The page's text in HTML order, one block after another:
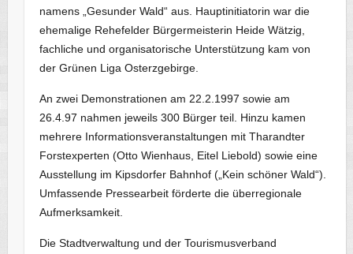
namens „Gesunder Wald“ aus. Hauptinitiatorin war die
ehemalige Rehefelder Bürgermeisterin Heide Wätzig,
fachliche und organisatorische Unterstützung kam von
der Grünen Liga Osterzgebirge.
An zwei Demonstrationen am 22.2.1997 sowie am
26.4.97 nahmen jeweils 300 Bürger teil. Hinzu kamen
mehrere Informationsveranstaltungen mit Tharandter
Forstexperten (Otto Wienhaus, Eitel Liebold) sowie eine
Ausstellung im Kipsdorfer Bahnhof („Kein schöner Wald“).
Umfassende Pressearbeit förderte die überregionale
Aufmerksamkeit.
Die Stadtverwaltung und der Tourismusverband